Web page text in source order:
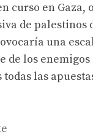
curso en Gaza,
de palestinos
una
de los
las